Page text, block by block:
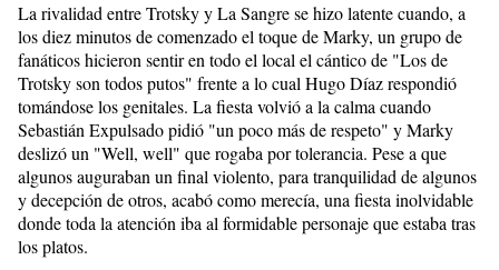
La rivalidad entre Trotsky y La Sangre se hizo latente cuando, a
los diez minutos de comenzado el toque de Marky, un grupo de
fanáticos hicieron sentir en todo el local el cántico de "Los de
Trotsky son todos putos" frente a lo cual Hugo Díaz respondió
tomándose los genitales. La fiesta volvió a la calma cuando
Sebastián Expulsado pidió "un poco más de respeto" y Marky
deslizó un "Well, well" que rogaba por tolerancia. Pese a que
algunos auguraban un final violento, para tranquilidad de algunos
y decepción de otros, acabó como merecía, una fiesta inolvidable
donde toda la atención iba al formidable personaje que estaba tras
los platos.